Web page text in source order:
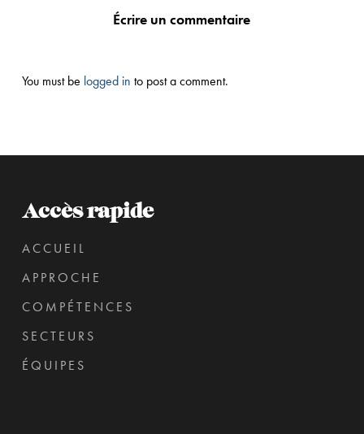
Écrire un commentaire
You must be logged in to post a comment.
Accès rapide
ACCUEIL
APPROCHE
COMPÉTENCES
SECTEURS
ÉQUIPES